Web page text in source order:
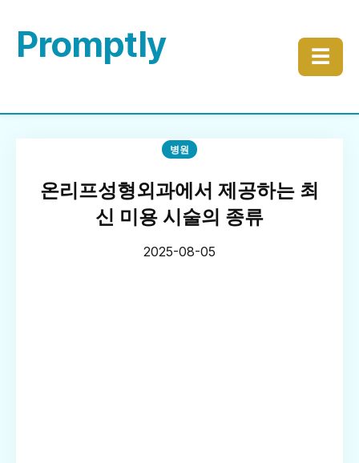
Promptly ☰
병원
온리프성형외과에서 제공하는 최
신 미용 시술의 종류
2025-08-05